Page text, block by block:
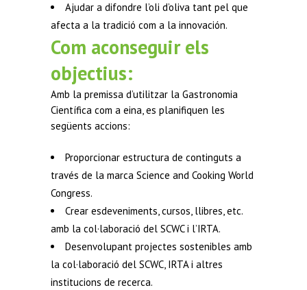
Ajudar a difondre l’oli d’oliva tant pel que
afecta a la tradició com a la innovación.
Com aconseguir els
objectius:
Amb la premissa d’utilitzar la Gastronomia
Científica com a eina, es planifiquen les
següents accions:
Proporcionar estructura de continguts a
través de la marca Science and Cooking World
Congress.
Crear esdeveniments, cursos, llibres, etc.
amb la col·laboració del SCWC i l’IRTA.
Desenvolupant projectes sostenibles amb
la col·laboració del SCWC, IRTA i altres
institucions de recerca.